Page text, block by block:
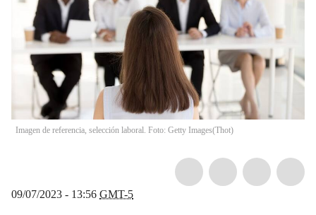
Imagen de referencia, selección laboral. Foto: Getty Images(Thot)
09/07/2023 - 13:56 GMT-5